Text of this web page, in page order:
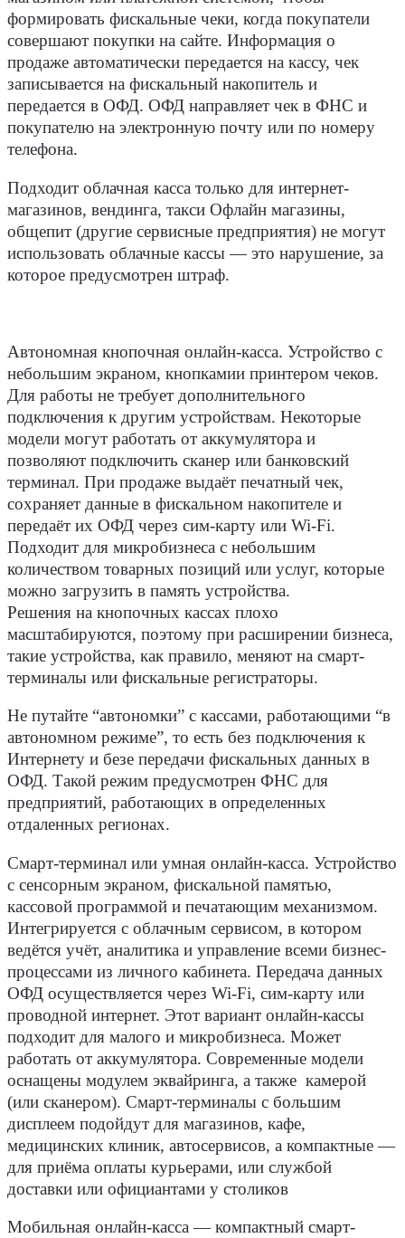
формировать фискальные чеки, когда покупатели
совершают покупки на сайте. Информация о
продаже автоматически передается на кассу, чек
записывается на фискальный накопитель и
передается в ОФД. ОФД направляет чек в ФНС и
покупателю на электронную почту или по номеру
телефона.
Подходит облачная касса только для интернет-
магазинов, вендинга, такси Офлайн магазины,
общепит (другие сервисные предприятия) не могут
использовать облачные кассы ― это нарушение, за
которое предусмотрен штраф.
Автономная кнопочная онлайн-касса. Устройство с
небольшим экраном, кнопкамии принтером чеков.
Для работы не требует дополнительного
подключения к другим устройствам. Некоторые
модели могут работать от аккумулятора и
позволяют подключить сканер или банковский
терминал. При продаже выдаёт печатный чек,
сохраняет данные в фискальном накопителе и
передаёт их ОФД через сим-карту или Wi-Fi.
Подходит для микробизнеса с небольшим
количеством товарных позиций или услуг, которые
можно загрузить в память устройства.
Решения на кнопочных кассах плохо
масштабируются, поэтому при расширении бизнеса,
такие устройства, как правило, меняют на смарт-
терминалы или фискальные регистраторы.
Не путайте “автономки” с кассами, работающими “в
автономном режиме”, то есть без подключения к
Интернету и безе передачи фискальных данных в
ОФД. Такой режим предусмотрен ФНС для
предприятий, работающих в определенных
отдаленных регионах.
Смарт-терминал или умная онлайн-касса. Устройство
с сенсорным экраном, фискальной памятью,
кассовой программой и печатающим механизмом.
Интегрируется с облачным сервисом, в котором
ведётся учёт, аналитика и управление всеми бизнес-
процессами из личного кабинета. Передача данных
ОФД осуществляется через Wi-Fi, сим-карту или
проводной интернет. Этот вариант онлайн-кассы
подходит для малого и микробизнеса. Может
работать от аккумулятора. Современные модели
оснащены модулем эквайринга, а также камерой
(или сканером). Смарт-терминалы с большим
дисплеем подойдут для магазинов, кафе,
медицинских клиник, автосервисов, а компактные ―
для приёма оплаты курьерами, или службой
доставки или официантами у столиков
Мобильная онлайн-касса ― компактный смарт-